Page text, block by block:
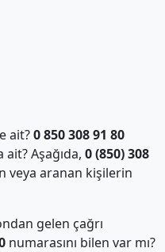
ait?0 850 308 91 80
Aşağıda, 0 (850) 308
veya aranan kişilerin
gelen çağrı
numarasını bilen var mı?